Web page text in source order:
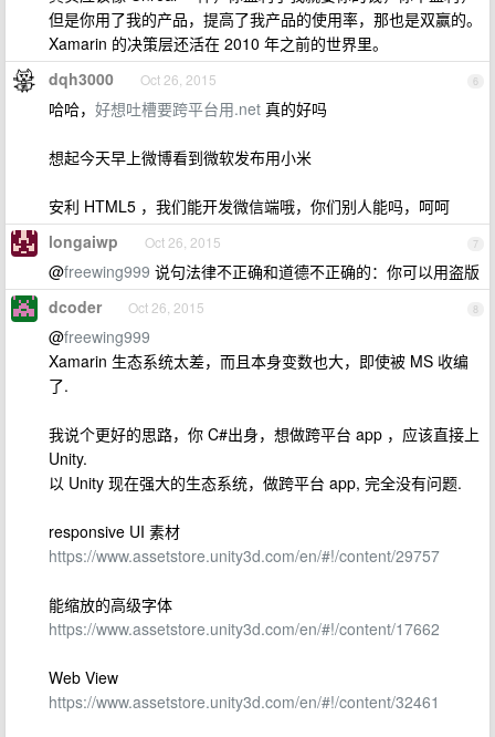
但是你用了我的产品，提高了我产品的使用率，那也是双赢的。
Xamarin 的决策层还活在 2010 年之前的世界里。
6
dqh3000 Oct 26, 2015
哈哈， 好想吐槽要跨平台用.net 真的好吗
想起今天早上微博看到微软发布用小米
安利 HTML5 ，我们能开发微信端哦，你们别人能吗，呵呵
7
longaiwp Oct 26, 2015
@freewing999 说句法律不正确和道德不正确的：你可以用盗版
8
dcoder Oct 26, 2015
@freewing999
Xamarin 生态系统太差，而且本身变数也大，即使被 MS 收编
了.
我说个更好的思路，你 C#出身，想做跨平台 app ，应该直接上
Unity.
以 Unity 现在强大的生态系统，做跨平台 app, 完全没有问题.
responsive UI 素材
https://www.assetstore.unity3d.com/en/#!/content/29757
能缩放的高级字体
https://www.assetstore.unity3d.com/en/#!/content/17662
Web View
https://www.assetstore.unity3d.com/en/#!/content/32461